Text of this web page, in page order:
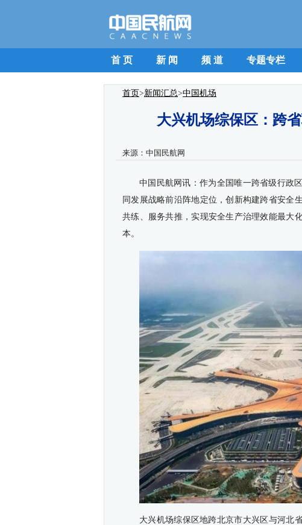
首 页 新 闻 频 道 专题专栏
首页>新闻汇总>中国机场
大兴机场综保区：跨
来源： 中国民航网
中国民航网讯：作为全国唯一跨省级行政
同发展战略前沿阵地定位，创新构建跨省安全
共练、服务共推，实现安全生产治理效能最大
本。
大兴机场综保区地跨北京市大兴区与河北